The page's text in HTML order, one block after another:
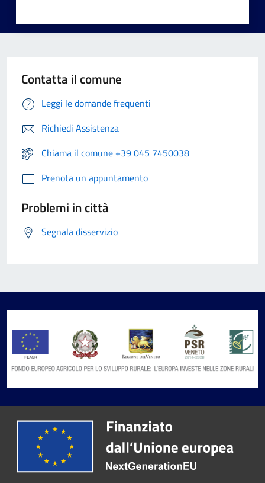
Contatta il comune
Leggi le domande frequenti
Richiedi Assistenza
Chiama il comune +39 045 7450038
Prenota un appuntamento
Problemi in città
Segnala disservizio